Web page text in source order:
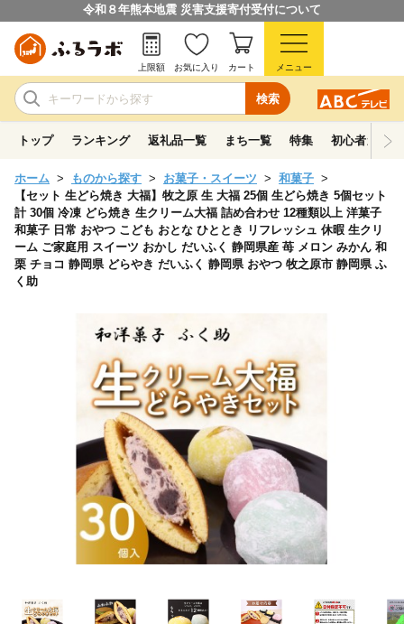
令和８年熊本地震 災害支援寄付受付について
検索
上限額 お気に入り カート メニュー
トップ ランキング 返礼品一覧 まち一覧 特集 初心者ガイド
ホーム ものから探す お菓子・スイーツ
和菓子
【セット 生どら焼き 大福】牧之原 生 大福 25個 生どら焼き 5個セット
計 30個 冷凍 どら焼き 生クリーム大福 詰め合わせ 12種類以上 洋菓子
和菓子 日常 おやつ こども おとな ひととき リフレッシュ 休暇 生クリ
ーム ご家庭用 スイーツ おかし だいふく 静岡県産 苺 メロン みかん 和
栗 チョコ 静岡県 どらやき だいふく 静岡県 おやつ 牧之原市 静岡県 ふ
く助